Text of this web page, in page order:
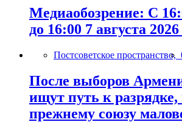
Медиаобозрение: С
до 16:00 7 августа 2026
Постсоветское пространство,
После выборов
ищут путь к разрядке,
прежнему союзу